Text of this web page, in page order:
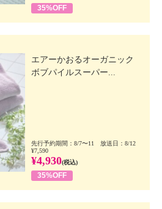
35%OFF
エアーかおるオーガニック
ボブパイルスーパー...
先行予約期間：8/7〜11 放送日：8/12
¥7,590
¥4,930(税込)
35%OFF